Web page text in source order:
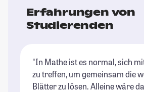
Erfahrungen von
Studierenden
"In Mathe ist es normal, sich
zu treffen, um gemeinsam die
Blätter zu lösen. Alleine wäre